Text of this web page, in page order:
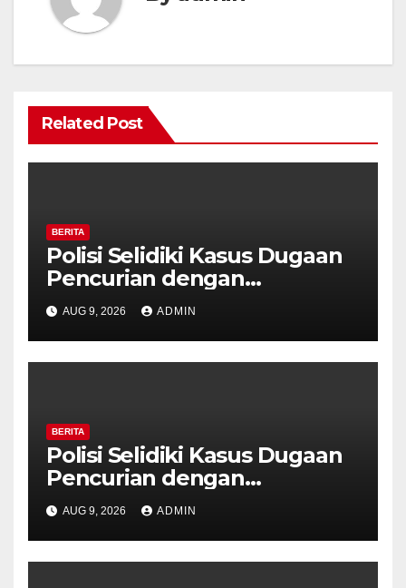
Related Post
BERITA
Polisi Selidiki Kasus Dugaan
Pencurian dengan
Kekerasan di Counter HP
Royal Phone Ambarawa.
AUG 9, 2026 ADMIN
BERITA
Polisi Selidiki Kasus Dugaan
Pencurian dengan
Kekerasan di Counter HP
Royal Phone Ambarawa.
AUG 9, 2026 ADMIN